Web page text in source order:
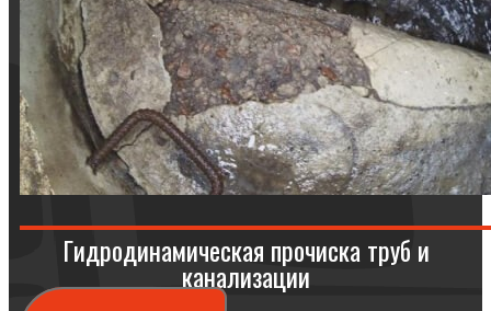
Гидродинамическая прочиска труб и
канализации